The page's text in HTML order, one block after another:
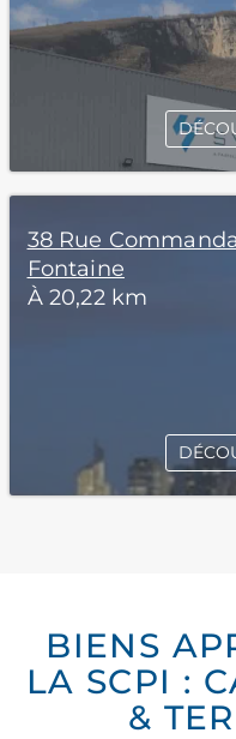
38 Rue
Fontaine
À 20,22 km
BIENS
LA SCPI :
&